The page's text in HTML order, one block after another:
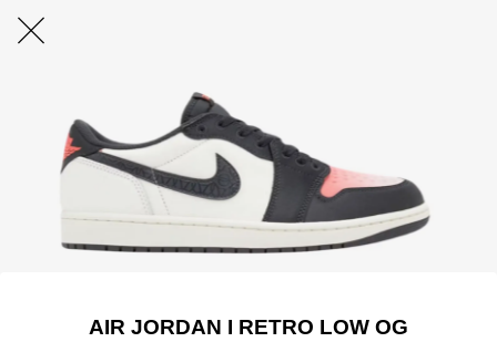
AIR JORDAN I RETRO LOW OG